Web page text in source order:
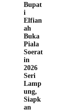
Bupat
i
Elfian
ah
Buka
Piala
Soerat
in
2026
Seri
Lamp
ung,
Siapk
an